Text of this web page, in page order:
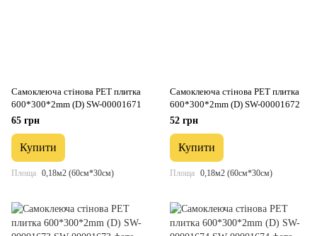
Самоклеюча стінова PET плитка
600*300*2mm (D) SW-00001671
65 грн
Купити
Площа 0,18м2 (60см*30см)
Самоклеюча стінова PET плитка
600*300*2mm (D) SW-00001672
52 грн
Купити
Площа 0,18м2 (60см*30см)